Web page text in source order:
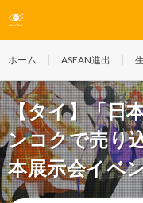
ホーム ASEAN進出
【タイ】「日
ンコクで売り
本展示会イベ